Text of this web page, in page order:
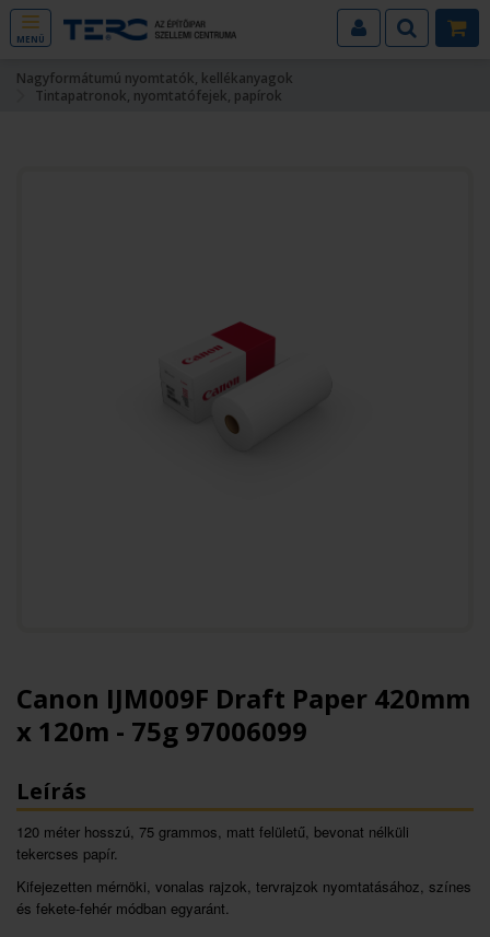
MENÜ
Nagyformátumú nyomtatók, kellékanyagok
Tintapatronok, nyomtatófejek, papírok
Canon IJM009F Draft Paper 420mm
x 120m - 75g 97006099
Leírás
120 méter hosszú, 75 grammos, matt felületű, bevonat nélküli
tekercses papír.
Kifejezetten mérnöki, vonalas rajzok, tervrajzok nyomtatásához, színes
és fekete-fehér módban egyaránt.